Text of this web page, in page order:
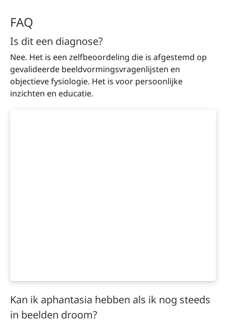
FAQ
Is dit een diagnose?
Nee. Het is een zelfbeoordeling die is afgestemd op
gevalideerde beeldvormingsvragenlijsten en
objectieve fysiologie. Het is voor persoonlijke
inzichten en educatie.
Kan ik aphantasia hebben als ik nog steeds
in beelden droom?